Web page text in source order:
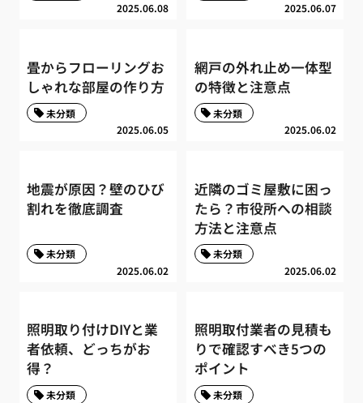
2025.06.08 2025.06.07
畳からフローリングお
しゃれな部屋の作り方
2025.06.05
未分類
網戸の外れ止め一体型
の特徴と注意点
2025.06.02
未分類
地震が原因？壁のひび
割れを徹底調査
2025.06.02
未分類
近隣のゴミ屋敷に困っ
たら？市役所への相談
方法と注意点
2025.06.02
未分類
照明取り付けDIYと業
者依頼、どっちがお
得？
未分類
照明取付業者の見積も
りで確認すべき5つの
ポイント
未分類